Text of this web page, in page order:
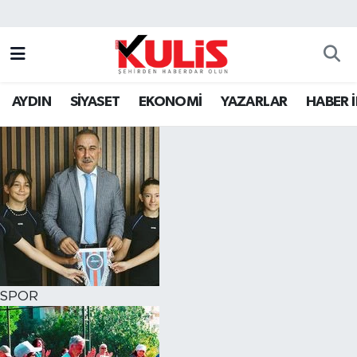
AYDIN SİYASET EKONOMİ YAZARLAR HABER
SPOR